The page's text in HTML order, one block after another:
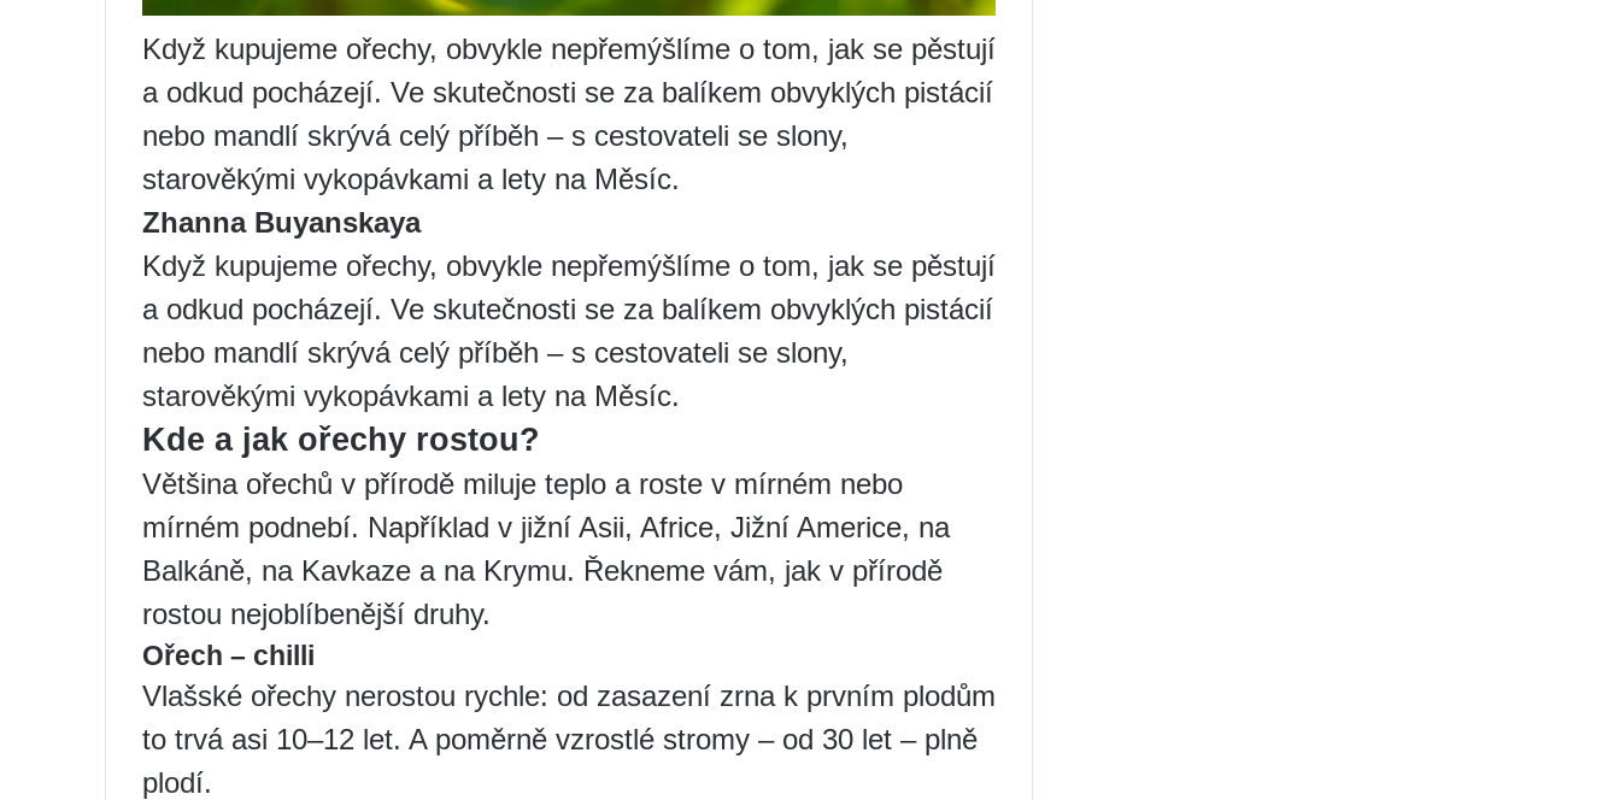
Když kupujeme ořechy, obvykle nepřemýšlíme o tom, jak se pěstují
a odkud pocházejí. Ve skutečnosti se za balíkem obvyklých pistácií
nebo mandlí skrývá celý příběh – s cestovateli se slony,
starověkými vykopávkami a lety na Měsíc.
Zhanna Buyanskaya
Když kupujeme ořechy, obvykle nepřemýšlíme o tom, jak se pěstují
a odkud pocházejí. Ve skutečnosti se za balíkem obvyklých pistácií
nebo mandlí skrývá celý příběh – s cestovateli se slony,
starověkými vykopávkami a lety na Měsíc.
Kde a jak ořechy rostou?
Většina ořechů v přírodě miluje teplo a roste v mírném nebo
mírném podnebí. Například v jižní Asii, Africe, Jižní Americe, na
Balkáně, na Kavkaze a na Krymu. Řekneme vám, jak v přírodě
rostou nejoblíbenější druhy.
Ořech – chilli
Vlašské ořechy nerostou rychle: od zasazení zrna k prvním plodům
to trvá asi 10–12 let. A poměrně vzrostlé stromy – od 30 let – plně
plodí.